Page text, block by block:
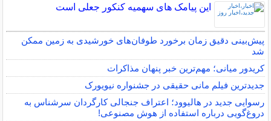
این پیامک های سهمیه کنکور جعلی است
پیش‌بینی دقیق زمان برخورد طوفان‌های خورشیدی به زمین ممکن
شد
کریدور میانی؛ مهم‌ترین خبر پنهان مذاکرات
جدیدترین فیلم مانی حقیقی در جشنواره نیویورک
رسوایی جدید در هالیوود؛ اعتراف جنجالی کارگردان سرشناس به
دروغ‌گویی درباره استفاده از هوش مصنوعی!